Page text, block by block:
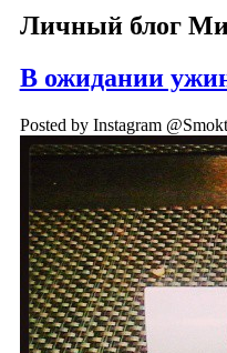
Личный блог
В ожидании
Posted by Instagram